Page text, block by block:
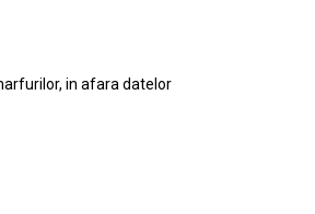
in afara datelor